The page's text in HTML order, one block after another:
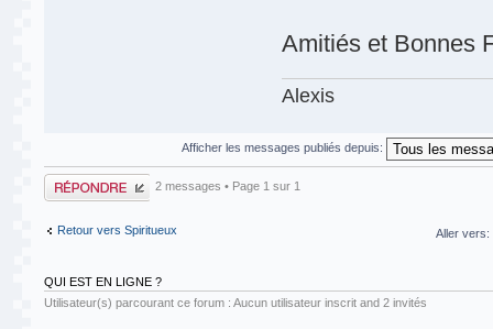
Amitiés et Bonnes
Alexis
Afficher les messages publiés depuis:
Publier une
réponse
2 messages • Page 1 sur 1
Retour vers Spiritueux Aller vers:
QUI EST EN LIGNE ?
Utilisateur(s) parcourant ce forum : Aucun utilisateur inscrit and 2 invités